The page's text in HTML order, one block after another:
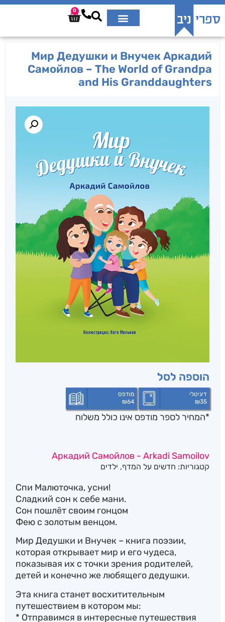
0
Мир Дедушки и Внучек Аркадий
Самойлов – The World of Grandpa
and His Granddaughters
הוספה לסל
דיגיטלי
₪35
מודפס
₪64
*המחיר לספר מודפס אינו כולל משלוח
Аркадий Самойлов - Arkadi Samoilov
קטגוריות: חדשים על המדף, ילדים
Спи Малюточка, усни!
Сладкий сон к себе мани.
Сон пошлёт своим гонцом
Фею с золотым венцом.
Мир Дедушки и Внучек – книга поэзии,
которая открывает мир и его чудеса,
показывая их с точки зрения родителей,
детей и конечно же любящего дедушки.
Эта книга станет восхитительным
путешествием в котором мы:
* Отправимся в интересные путешествия